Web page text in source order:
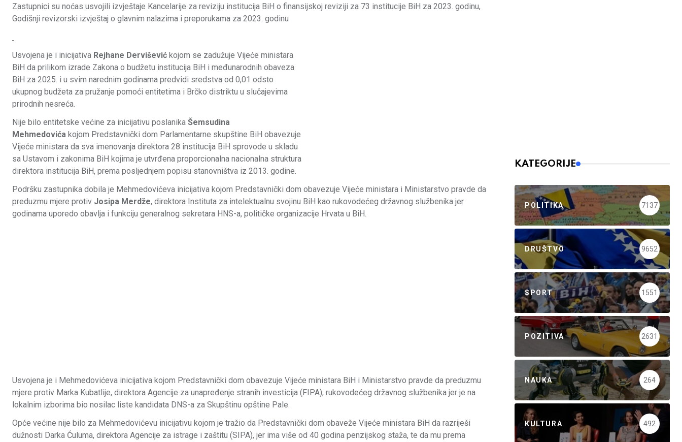
Zastupnici su noćas usvojili izvještaje Kancelarije za reviziju institucija BiH o finansijskoj reviziji za 73 institucije BiH za 2023. godinu,
Godišnji revizorski izvještaj o glavnim nalazima i preporukama za 2023. godinu
Usvojena je i inicijativa Rejhane Dervišević kojom se zadužuje Vijeće ministara
BiH da prilikom izrade Zakona o budžetu institucija BiH i međunarodnih obaveza
BiH za 2025. i u svim narednim godinama predvidi sredstva od 0,01 odsto
ukupnog budžeta za pružanje pomoći entitetima i Brčko distriktu u slučajevima
prirodnih nesreća.
Nije bilo entitetske većine za inicijativu poslanika Šemsudina
Mehmedovića kojom Predstavnički dom Parlamentarne skupštine BiH obavezuje
Vijeće ministara da sva imenovanja direktora 28 institucija BiH sprovode u skladu
sa Ustavom i zakonima BiH kojima je utvrđena proporcionalna nacionalna struktura
direktora institucija BiH, prema posljednjem popisu stanovništva iz 2013. godine.
Podršku zastupnika dobila je Mehmedovićeva inicijativa kojom Predstavnički dom obavezuje Vijeće ministara i Ministarstvo pravde da
preduzmu mjere protiv Josipa Merdže, direktora Instituta za intelektualnu svojinu BiH kao rukovodećeg državnog službenika jer
godinama uporedo obavlja i funkciju generalnog sekretara HNS-a, političke organizacije Hrvata u BiH.
Usvojena je i Mehmedovićeva inicijativa kojom Predstavnički dom obavezuje Vijeće ministara BiH i Ministarstvo pravde da preduzmu
mjere protiv Marka Kubatlije, direktora Agencije za unapređenje stranih investicija (FIPA), rukovodećeg državnog službenika jer je na
lokalnim izborima bio nosilac liste kandidata DNS-a za Skupštinu opštine Pale.
Opće većine nije bilo za Mehmedovićevu inicijativu kojom je tražio da Predstavnički dom obaveže Vijeće ministara BiH da razriješi
dužnosti Darka Ćuluma, direktora Agencije za istrage i zaštitu (SIPA), jer ima više od 40 godina penzijskog staža, te da mu prema
KATEGORIJE
POLITIKA 7137
DRUŠTVO 9652
SPORT 1551
POZITIVA 2631
NAUKA 264
KULTURA 492